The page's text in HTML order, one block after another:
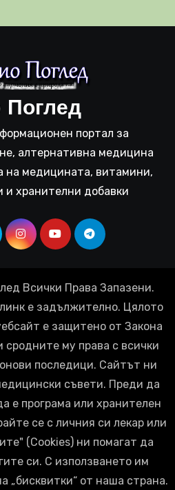
Поглед
портал за
алтернативна медицина
на медицината, витамини,
и хранителни добавки
Всички Права Запазени.
е задължително. Цялото
е защитено от Закона
сродните му права с всички
последици. Сайтът ни
съвети. Преди да
е програма или хранителен
се с личния си лекар или
(Cookies) ни помагат да
си. С използването им
„бисквитки“ от наша страна.